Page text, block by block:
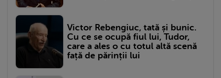
Victor Rebengiuc, tată și bunic.
Cu ce se ocupă fiul lui, Tudor,
care a ales o cu totul altă scenă
față de părinții lui